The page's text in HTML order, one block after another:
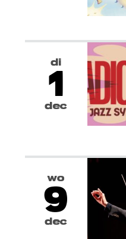
di
1
dec
wo
9
dec